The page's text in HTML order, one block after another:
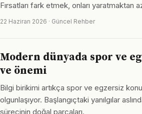
Fırsatları fark etmek, onları yaratmaktan
22 Haziran 2026 · Güncel Rehber
Modern dünyada spor ve
ve önemi
Bilgi birikimi artıkça spor ve egzersiz
olgunlaşıyor. Başlangıçtaki yanılgılar
sürecinin doğal parçaları.